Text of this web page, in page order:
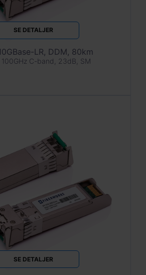
SE DETALJER
LR, DDM, 80km
100GHz C-band, 23dB, SM
SE DETALJER